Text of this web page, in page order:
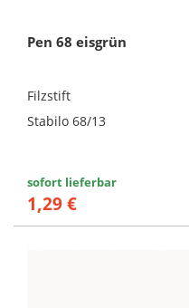
Pen 68 eisgrün
Filzstift
Stabilo 68/13
sofort lieferbar
1,29 €